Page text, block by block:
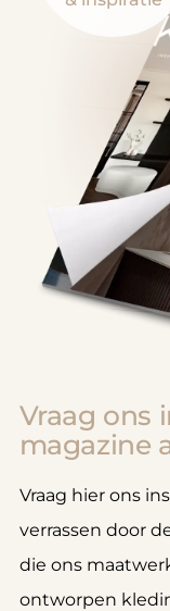
Vraag ons
magazine
Vraag hier ons
verrassen door
die ons
ontworpen